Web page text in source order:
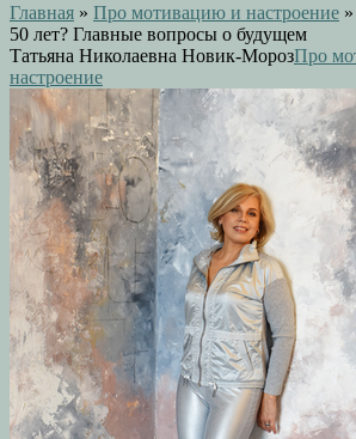
Главная » Про мотивацию и настроение »
50 лет? Главные вопросы о будущем
Татьяна Николаевна Новик-МорозПро
настроение